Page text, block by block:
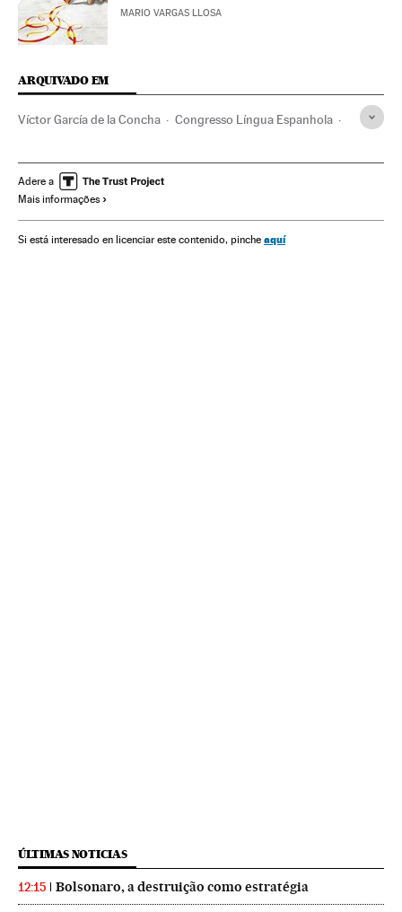
MARIO VARGAS LLOSA
ARQUIVADO EM
Víctor García de la Concha Congresso Língua Espanhola
Congresos Espanhol Reales Academias
Textos sagrados
Instituições culturais Literatura Eventos Religião
Adere a
Mais informações
Si está interesado en licenciar este contenido, pinche aquí
ÚLTIMAS NOTICIAS
12:15 Bolsonaro, a destruição como estratégia